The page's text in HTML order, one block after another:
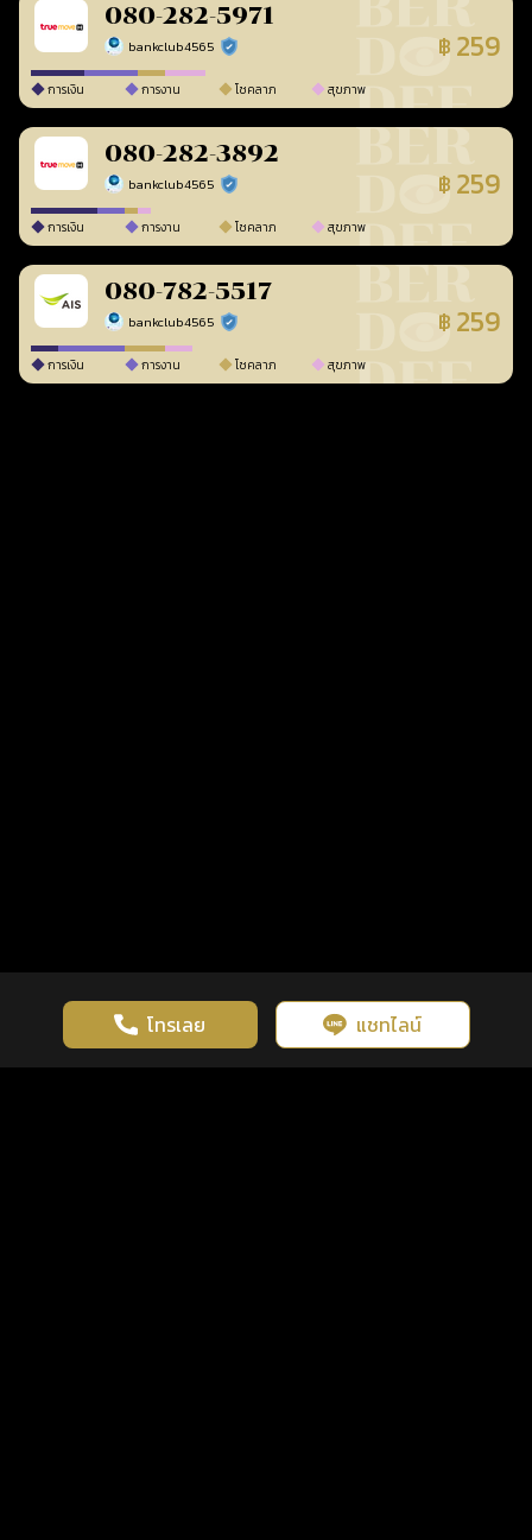
080-282-5971
bankclub4565 ร้านยืนยันแล้ว ฿ 259
การเงิน การงาน โชคลาภ สุขภาพ
080-282-3892
bankclub4565 ร้านยืนยันแล้ว ฿ 259
การเงิน การงาน โชคลาภ สุขภาพ
080-782-5517
bankclub4565 ร้านยืนยันแล้ว ฿ 259
การเงิน การงาน โชคลาภ สุขภาพ
โทรเลย แชทไลน์
เว็บไซต์นี้มีการใช้งานคุกกี้ เพื่อเพิ่มประสิทธิภาพและประสบการณ์ที่ดี
ในการใช้งานเว็บไซต์ นโยบายความเป็นส่วนตัว
รู้ก่อน พร้อมกว่า ทุกจังหวะชีวิต คลิกดูดวงฟรี